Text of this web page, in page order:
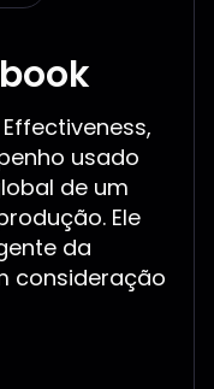
usado
de um
Ele
da
consideração